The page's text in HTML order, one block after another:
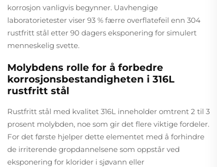
korrosjon vanligvis begynner. Uavhengige
laboratorietester viser 93 % færre overflatefeil enn 304
rustfritt stål etter 90 dagers eksponering for simulert
menneskelig svette.
Molybdens rolle for å forbedre
korrosjonsbestandigheten i 316L
rustfritt stål
Rustfritt stål med kvalitet 316L inneholder omtrent 2 til 3
prosent molybden, noe som gir det flere viktige fordeler.
For det første hjelper dette elementet med å forhindre
de irriterende gropdannelsene som oppstår ved
eksponering for klorider i sjøvann eller